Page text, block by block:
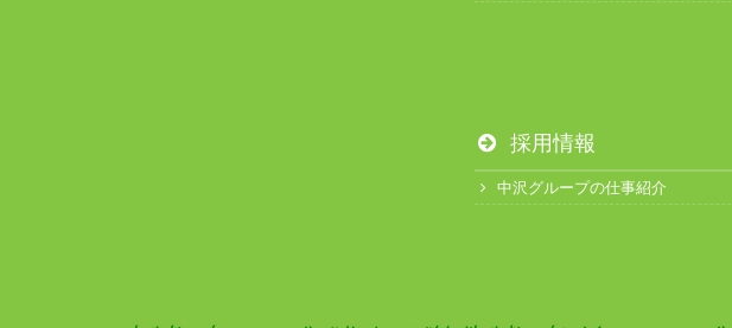
採用情報
中沢グループの仕事紹介